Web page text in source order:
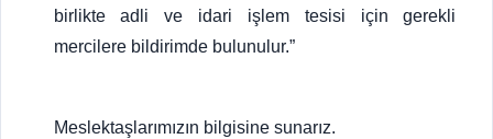
birlikte adli ve idari işlem tesisi için gerekli
mercilere bildirimde bulunulur.”
Meslektaşlarımızın bilgisine sunarız.